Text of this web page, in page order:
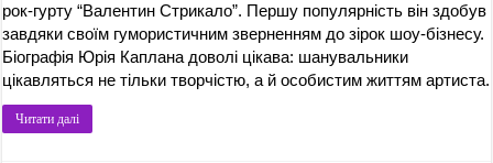
рок-гурту “Валентин Стрикало”. Першу популярність він здобув
завдяки своїм гумористичним зверненням до зірок шоу-бізнесу.
Біографія Юрія Каплана доволі цікава: шанувальники
цікавляться не тільки творчістю, а й особистим життям артиста.
Читати далі